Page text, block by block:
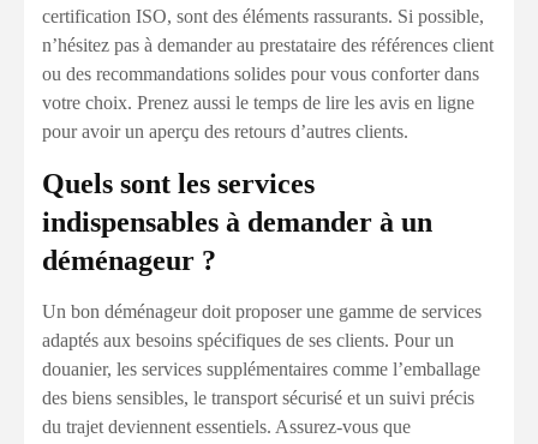
certification ISO, sont des éléments rassurants. Si possible,
n’hésitez pas à demander au prestataire des références client
ou des recommandations solides pour vous conforter dans
votre choix. Prenez aussi le temps de lire les avis en ligne
pour avoir un aperçu des retours d’autres clients.
Quels sont les services
indispensables à demander à un
déménageur ?
Un bon déménageur doit proposer une gamme de services
adaptés aux besoins spécifiques de ses clients. Pour un
douanier, les services supplémentaires comme l’emballage
des biens sensibles, le transport sécurisé et un suivi précis
du trajet deviennent essentiels. Assurez-vous que